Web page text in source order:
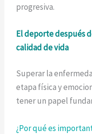
progresiva.
El deporte después
calidad de vida
Superar la
etapa física y
tener un papel
¿Por qué es